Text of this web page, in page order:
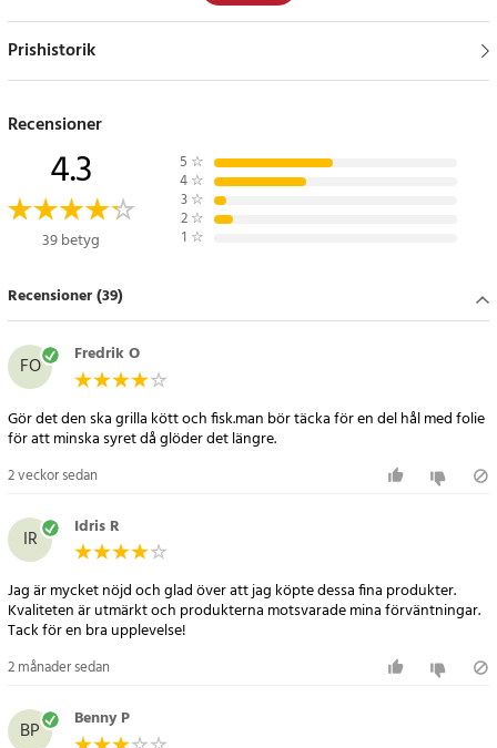
Robust och lätt att använda
hopfällbara konstruktionen gör den redo att användas på bara
Kompakt men rymlig
Trots sin lilla storlek erbjuder grillen tillräckligt med utrymme för
en mysig kväll hemma. Denna grill är perfekt för dig som söker en
enkel och praktisk lösning för att kunna njuta av grillning var som
helst. Kompakt, lätt och funktionell – en pålitlig följeslagare för
dina äventyr!
Specifikation
- Material: Järn
- Mått: ca 36 x 27 x 6 cm
- Typ: Kolgrill
- Funktion: Hopfällbar med bärhandtag
Artikelnummer:91173
Prishistorik
Recensioner
4.3
39 betyg
5 ☆
4 ☆
3 ☆
2 ☆
1 ☆
Recensioner (39)
FO Fredrik O
Gör det den ska grilla kött och fisk.man bör täcka för en del hål med folie
för att minska syret då glöder det längre.
2 veckor sedan
IR Idris R
Jag är mycket nöjd och glad över att jag köpte dessa fina produkter.
Kvaliteten är utmärkt och produkterna motsvarade mina förväntningar.
Tack för en bra upplevelse!
2 månader sedan
BP Benny P